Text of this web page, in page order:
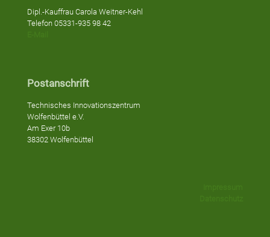
Dipl.-Kauffrau Carola Weitner-Kehl
Telefon 05331-935 98 42
Postanschrift
Technisches Innovationszentrum
Wolfenbüttel e.V.
Am Exer 10b
38302 Wolfenbüttel